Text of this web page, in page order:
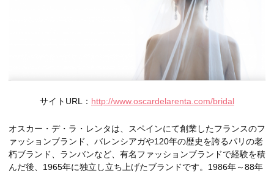
サイトURL： http://www.oscardelarenta.com/bridal
オスカー・デ・ラ・レンタは、スペインにて創業したフランスのフ
ァッションブランド、バレンシアガや120年の歴史を誇るパリの老
朽ブランド、ランバンなど、有名ファッションブランドで経験を積
んだ後、1965年に独立し立ち上げたブランドです。1986年～88年